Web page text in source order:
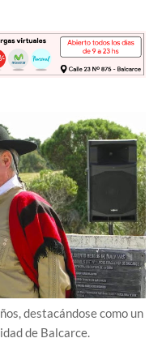
destacándose como un
de Balcarce.